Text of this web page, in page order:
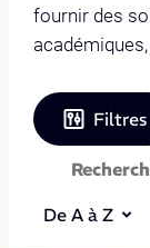
fournir des
Filtres
De A à Z